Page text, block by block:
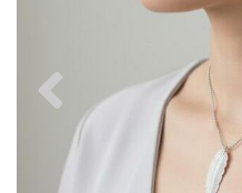
Previous